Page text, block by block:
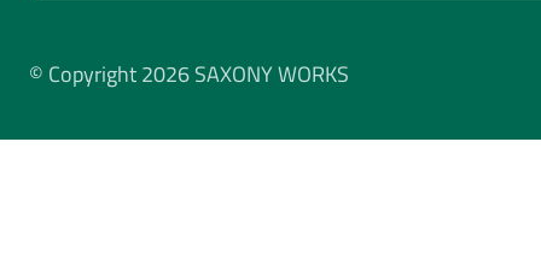
© Copyright 2026 SAXONY WORKS